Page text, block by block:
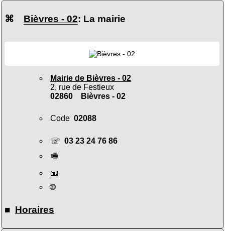
⌘ Bièvres - 02: La mairie
Mairie de Bièvres - 02
2, rue de Festieux
02860 Bièvres - 02
Code 02088
☏ 03 23 24 76 86
🖷
📧
🌐
■ Horaires